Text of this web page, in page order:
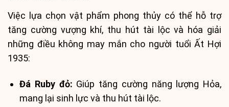
Việc lựa chọn vật phẩm phong thủy có thể hỗ trợ
tăng cường vượng khí, thu hút tài lộc và hóa giải
những điều không may mắn cho người tuổi Ất Hợi
1935:
Đá Ruby đỏ: Giúp tăng cường năng lượng Hỏa,
mang lại sinh lực và thu hút tài lộc.